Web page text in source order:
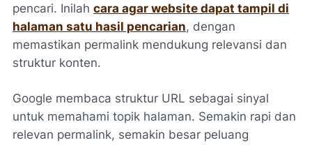
pencari. Inilah cara agar website dapat tampil di
halaman satu hasil pencarian, dengan
memastikan permalink mendukung relevansi dan
struktur konten.
Google membaca struktur URL sebagai sinyal
untuk memahami topik halaman. Semakin rapi dan
relevan permalink, semakin besar peluang